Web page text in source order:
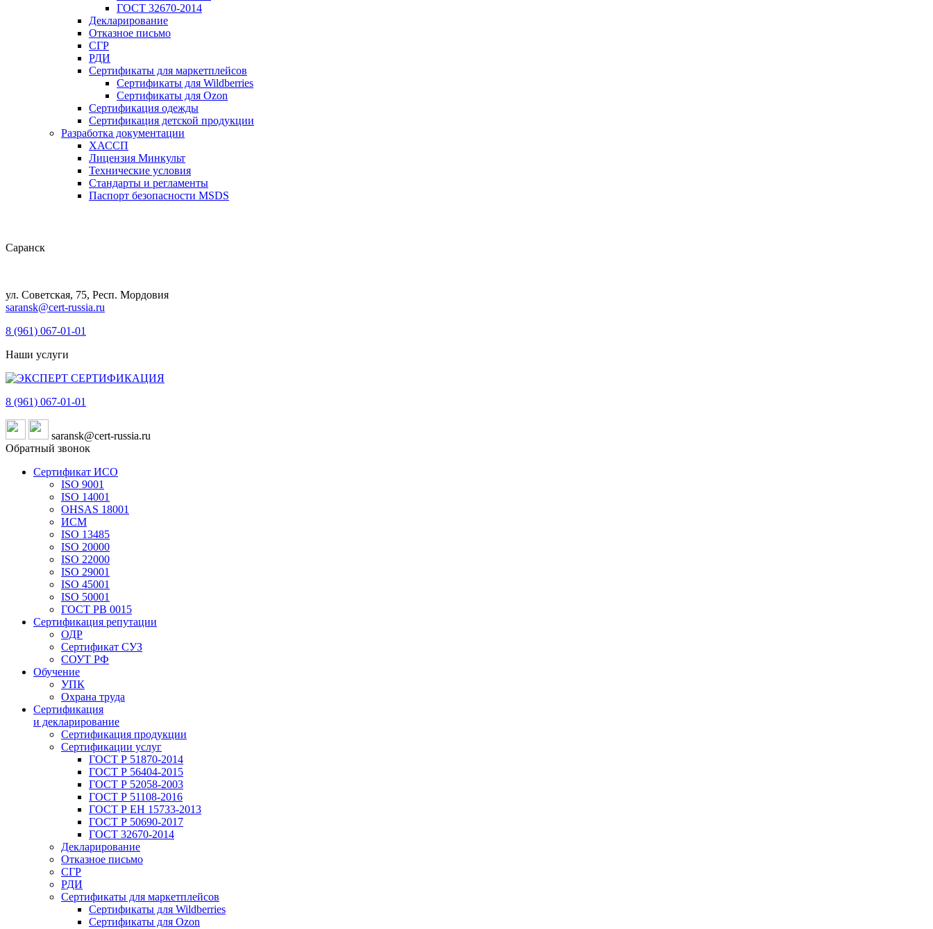
ГОСТ 32670-2014
Декларирование
Отказное письмо
СГР
РДИ
Сертификаты для маркетплейсов
Сертификаты для Wildberries
Сертификаты для Ozon
Сертификация одежды
Сертификация детской продукции
Разработка документации
ХАССП
Лицензия Минкульт
Технические условия
Стандарты и регламенты
Паспорт безопасности MSDS
Саранск
ул. Советская, 75, Респ. Мордовия
saransk@cert-russia.ru
8 (961) 067-01-01
Наши услуги
8 (961) 067-01-01
saransk@cert-russia.ru
Обратный звонок
Сертификат ИСО
ISO 9001
ISO 14001
OHSAS 18001
ИСМ
ISO 13485
ISO 20000
ISO 22000
ISO 29001
ISO 45001
ISO 50001
ГОСТ РВ 0015
Сертификация репутации
ОДР
Сертификат СУЗ
СОУТ РФ
Обучение
УПК
Охрана труда
Сертификация
и декларирование
Сертификация продукции
Сертификации услуг
ГОСТ Р 51870-2014
ГОСТ Р 56404-2015
ГОСТ Р 52058-2003
ГОСТ Р 51108-2016
ГОСТ Р ЕН 15733-2013
ГОСТ Р 50690-2017
ГОСТ 32670-2014
Декларирование
Отказное письмо
СГР
РДИ
Сертификаты для маркетплейсов
Сертификаты для Wildberries
Сертификаты для Ozon